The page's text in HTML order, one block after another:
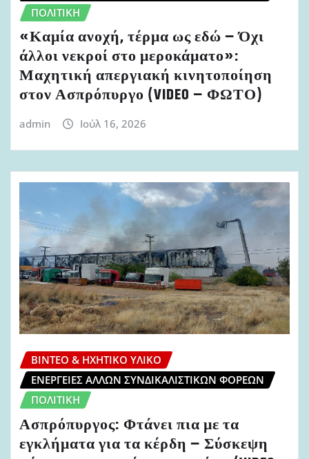
ΠΟΛΙΤΙΚΉ
«Καμία ανοχή, τέρμα ως εδώ – Όχι
άλλοι νεκροί στο μεροκάματο»:
Μαχητική απεργιακή κινητοποίηση
στον Ασπρόπυργο (VIDEO – ΦΩΤΟ)
admin Ιούλ 16, 2026
ΒΊΝΤΕΟ & ΗΧΗΤΙΚΌ ΥΛΙΚΌ
ΕΝΈΡΓΕΙΕΣ ΆΛΛΩΝ ΣΥΝΔΙΚΑΛΙΣΤΙΚΏΝ ΦΟΡΈΩΝ
ΠΟΛΙΤΙΚΉ
Ασπρόπυργος: Φτάνει πια με τα
εγκλήματα για τα κέρδη – Σύσκεψη